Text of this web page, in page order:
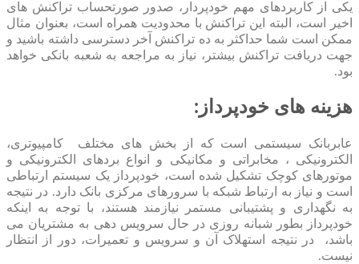
یکی از کاربردهای مهم خودپردار، صدور صورتحساب تراکنش های
اخیر است، البته این تراکنش با محدودیت همراه است، بعنوان مثال
ممکن است شما حداکثر به ده تراکنش آخر دسترسی داشته باشید و
جهت دریافت تراکنش بیشتر، نیاز به مراجعه به شعبه بانکی خواهد
بود.
هزینه های خودپرداز:
عابربانک سیستمی است که از بخش های مختلف کامپیوتری،
الکترونیکی ، مخابراتی و مکانیکی و انواع بردهای الکترونیکی و
موتورهای کوچک تشکیل شده است، خودپرداز یک سیستم ارتباطی
است و نیاز به ارتباط شبکه با سرورهای مرکزی بانک دارد. در نتیجه
به نگهداری و پشتیبانی مستمر نیازمند هستند، با توجه به اینکه
خودپرداز بطور شبانه روزی در حال سرویس دهی به مشتریان می
باشد، در نتیجه استهلاک آن و سرویس و تعمیرات، دور از انتظار
نیست.